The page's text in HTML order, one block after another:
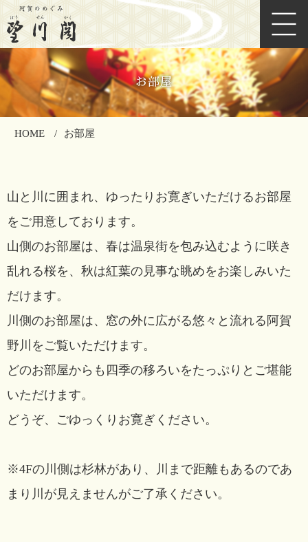
お部屋
HOME お部屋
山と川に囲まれ、ゆったりお寛ぎいただけるお部屋
をご用意しております。
山側のお部屋は、春は温泉街を包み込むように咲き
乱れる桜を、秋は紅葉の見事な眺めをお楽しみいた
だけます。
川側のお部屋は、窓の外に広がる悠々と流れる阿賀
野川をご覧いただけます。
どのお部屋からも四季の移ろいをたっぷりとご堪能
いただけます。
どうぞ、ごゆっくりお寛ぎください。
※4Fの川側は杉林があり、川まで距離もあるのであ
まり川が見えませんがご了承ください。